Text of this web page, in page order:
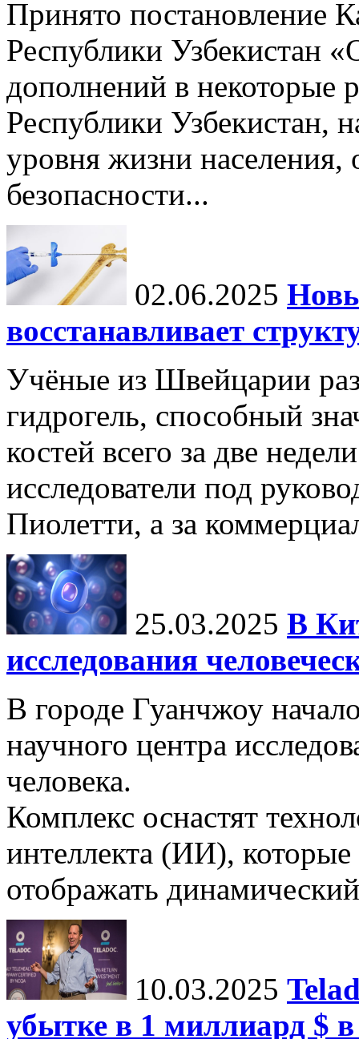
Принято постановление
Республики Узбекистан
дополнений в некоторые
Республики Узбекистан,
уровня жизни населения,
безопасности...
02.06.2025
восстанавливает
Учёные из Швейцарии
гидрогель, способный
костей всего за две
исследователи под
Пиолетти, а за
25.03.2025 В
исследования
В городе Гуанчжоу
научного центра
человека.
Комплекс оснастят
интеллекта (ИИ),
отображать
10.03.2025
убытке в 1 миллиард $ в